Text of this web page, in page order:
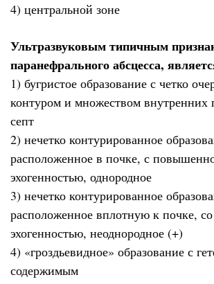
4) центральной зоне
Ультразвуковым типичным
паранефрального абсцесса,
1) бугристое образование с четко
контуром и множеством внутренних
септ
2) нечетко контурированное
расположенное в почке, с
эхогенностью, однородное
3) нечетко контурированное
расположенное вплотную к почке,
эхогенностью, неоднородное (+)
4) «гроздьевидное» образование с
содержимым